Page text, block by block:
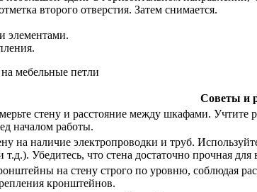
второго отверстия. Затем снимается.
элементами.
Советы и
стену и расстояние между шкафами.
началом работы.
на наличие электропроводки и труб.
т.д.). Убедитесь, что стена достаточно прочная для
на стену строго по уровню, соблюдая
кронштейнов.